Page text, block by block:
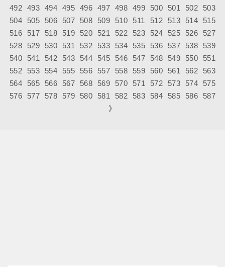
492 493 494 495 496 497 498 499 500 501 502
503
504
505 506 507 508 509 510 511 512 513 514
515
516
517 518 519 520 521 522 523 524 525 526
527
528
529 530 531 532 533 534 535 536 537 538
539
540
541 542 543 544 545 546 547 548 549 550
551
552
553 554 555 556 557 558 559 560 561 562
563
564
565 566 567 568 569 570 571 572 573 574
575
576
577 578 579 580 581 582 583 584 585 586
587
》